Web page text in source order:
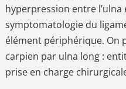
hyperpression entre
symptomatologie du
élément périphérique. On
carpien par ulna long :
prise en charge